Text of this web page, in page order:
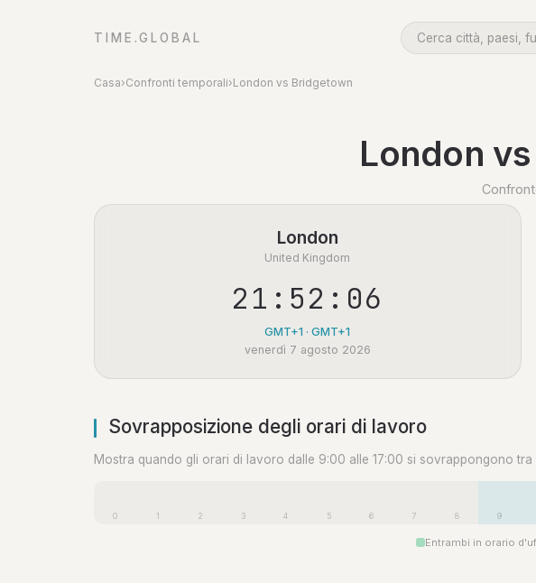
TIME.GLOBAL
Casa›Confronti temporali›London vs Bridgetown
London
London
United Kingdom
21:52:06
GMT+1 · GMT+1
venerdì 7 agosto 2026
Sovrapposizione degli orari di lavoro
Mostra quando gli orari di lavoro dalle 9:00 alle 17:00 si sovrappongono tra
0 1 2 3 4 5 6 7 8 9
Entrambi in orario